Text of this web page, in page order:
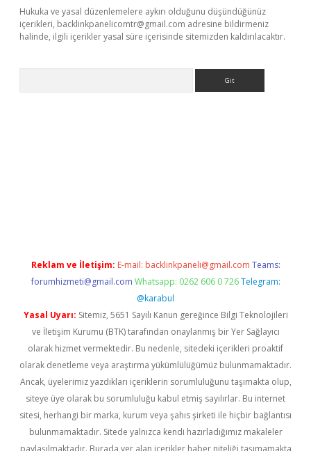
Hukuka ve yasal düzenlemelere aykırı olduğunu düşündüğünüz
içerikleri, backlinkpanelicomtr@gmail.com adresine bildirmeniz
halinde, ilgili içerikler yasal süre içerisinde sitemizden kaldırılacaktır.
Reklam ve İletişim: E-mail: backlinkpaneli@gmail.com Teams:
forumhizmeti@gmail.com Whatsapp: 0262 606 0 726 Telegram:
@karabul
Yasal Uyarı: Sitemiz, 5651 Sayılı Kanun gereğince Bilgi Teknolojileri
ve İletişim Kurumu (BTK) tarafından onaylanmış bir Yer Sağlayıcı
olarak hizmet vermektedir. Bu nedenle, sitedeki içerikleri proaktif
olarak denetleme veya araştırma yükümlülüğümüz bulunmamaktadır.
Ancak, üyelerimiz yazdıkları içeriklerin sorumluluğunu taşımakta olup,
siteye üye olarak bu sorumluluğu kabul etmiş sayılırlar. Bu internet
sitesi, herhangi bir marka, kurum veya şahıs şirketi ile hiçbir bağlantısı
bulunmamaktadır. Sitede yalnızca kendi hazırladığımız makaleler
paylaşılmaktadır. Burada yer alan içerikler haber niteliği taşımamakta